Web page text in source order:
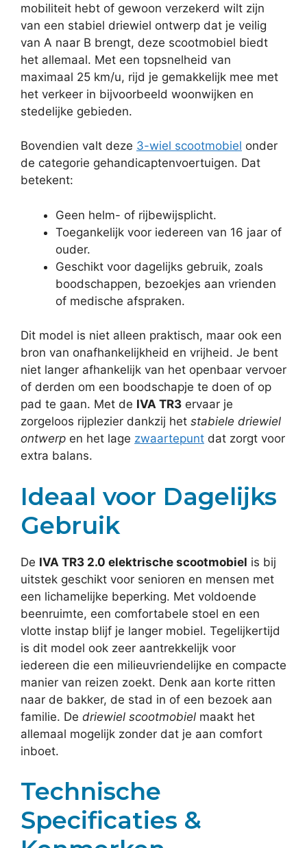
mobiliteit hebt of gewoon verzekerd wilt zijn
van een stabiel driewiel ontwerp dat je veilig
van A naar B brengt, deze scootmobiel biedt
het allemaal. Met een topsnelheid van
maximaal 25 km/u, rijd je gemakkelijk mee met
het verkeer in bijvoorbeeld woonwijken en
stedelijke gebieden.
Bovendien valt deze 3-wiel scootmobiel onder
de categorie gehandicaptenvoertuigen. Dat
betekent:
Geen helm- of rijbewijsplicht.
Toegankelijk voor iedereen van 16 jaar of
ouder.
Geschikt voor dagelijks gebruik, zoals
boodschappen, bezoekjes aan vrienden
of medische afspraken.
Dit model is niet alleen praktisch, maar ook een
bron van onafhankelijkheid en vrijheid. Je bent
niet langer afhankelijk van het openbaar vervoer
of derden om een boodschapje te doen of op
pad te gaan. Met de IVA TR3 ervaar je
zorgeloos rijplezier dankzij het stabiele driewiel
ontwerp en het lage zwaartepunt dat zorgt voor
extra balans.
Ideaal voor Dagelijks
Gebruik
De IVA TR3 2.0 elektrische scootmobiel is bij
uitstek geschikt voor senioren en mensen met
een lichamelijke beperking. Met voldoende
beenruimte, een comfortabele stoel en een
vlotte instap blijf je langer mobiel. Tegelijkertijd
is dit model ook zeer aantrekkelijk voor
iedereen die een milieuvriendelijke en compacte
manier van reizen zoekt. Denk aan korte ritten
naar de bakker, de stad in of een bezoek aan
familie. De driewiel scootmobiel maakt het
allemaal mogelijk zonder dat je aan comfort
inboet.
Technische
Specificaties &